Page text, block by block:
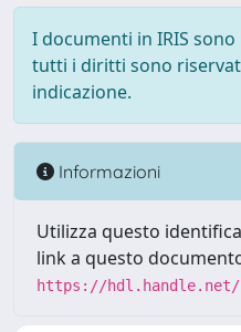
I documenti in IRIS
tutti i diritti sono
indicazione.
Informazioni
Utilizza questo
link a questo
https://hdl.handle.net/